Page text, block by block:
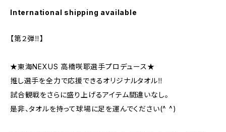
International shipping available
【第２弾‼️】
★東海NEXUS 高橋咲耶選手プロデュース★
推し選手を全力で応援できるオリジナルタオル‼️
試合観戦をさらに盛り上げるアイテム間違いなし。
是非、タオルを持って球場に足を運んでください(^ ^)